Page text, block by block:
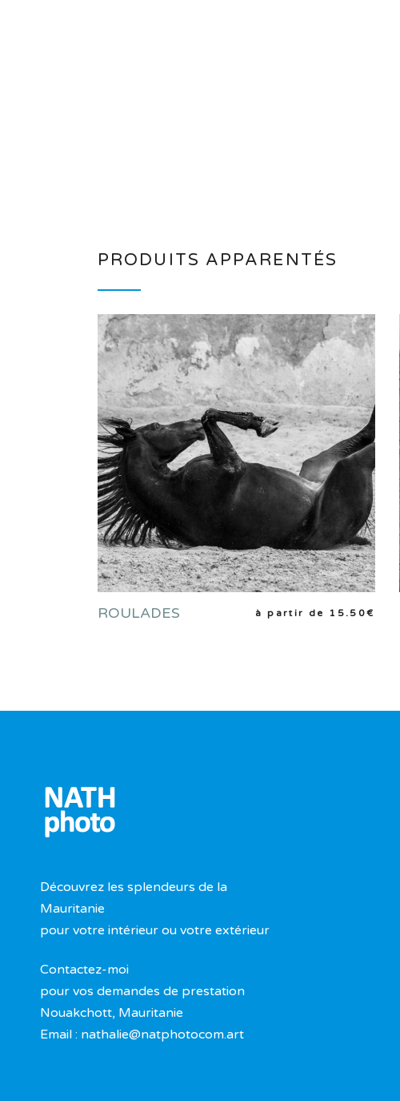
PRODUITS APPARENTÉS
CHOIX DES OPTIONS
ROULADES à partir de 15.50€
Découvrez les splendeurs de la
Mauritanie
pour votre intérieur ou votre extérieur
Contactez-moi
pour vos demandes de prestation
Nouakchott, Mauritanie
Email : nathalie@natphotocom.art